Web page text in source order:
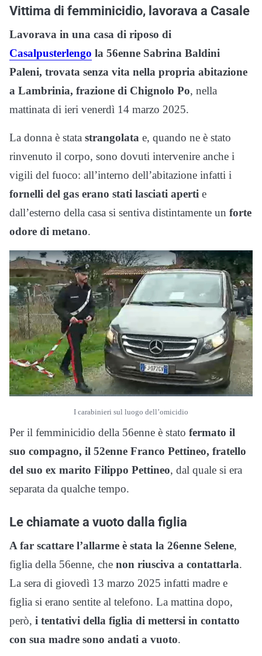
Vittima di femminicidio, lavorava a Casale
Lavorava in una casa di riposo di
Casalpusterlengo la 56enne Sabrina Baldini
Paleni, trovata senza vita nella propria abitazione
a Lambrinia, frazione di Chignolo Po, nella
mattinata di ieri venerdì 14 marzo 2025.
La donna è stata strangolata e, quando ne è stato
rinvenuto il corpo, sono dovuti intervenire anche i
vigili del fuoco: all’interno dell’abitazione infatti i
fornelli del gas erano stati lasciati aperti e
dall’esterno della casa si sentiva distintamente un forte
odore di metano.
I carabinieri sul luogo dell’omicidio
Per il femminicidio della 56enne è stato fermato il
suo compagno, il 52enne Franco Pettineo, fratello
del suo ex marito Filippo Pettineo, dal quale si era
separata da qualche tempo.
Le chiamate a vuoto dalla figlia
A far scattare l’allarme è stata la 26enne Selene,
figlia della 56enne, che non riusciva a contattarla.
La sera di giovedì 13 marzo 2025 infatti madre e
figlia si erano sentite al telefono. La mattina dopo,
però, i tentativi della figlia di mettersi in contatto
con sua madre sono andati a vuoto.